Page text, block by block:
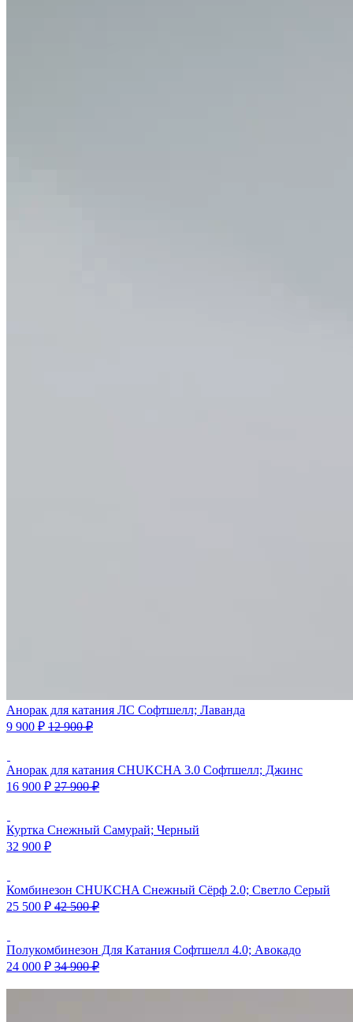
Анорак для катания ЛС Софтшелл; Лаванда
9 900 ₽ 12 900₽
Анорак для катания CHUKCHA 3.0 Софтшелл; Джинс
16 900 ₽ 27 900₽
Куртка Снежный Самурай; Черный
32 900 ₽
Комбинезон CHUKCHA Снежный Сёрф 2.0; Светло Серый
25 500 ₽ 42 500₽
Полукомбинезон Для Катания Софтшелл 4.0; Авокадо
24 000 ₽ 34 900₽